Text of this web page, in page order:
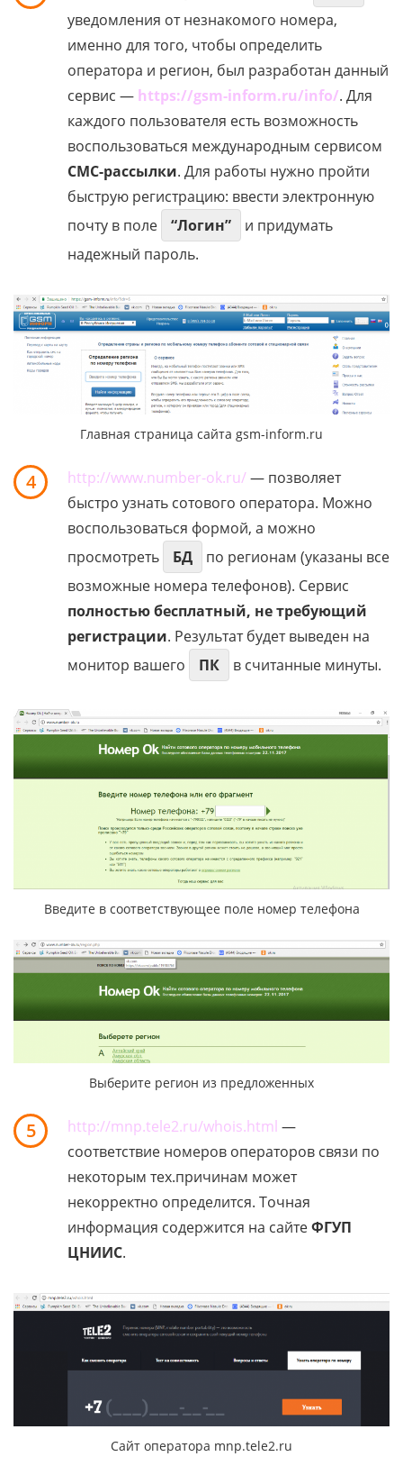
уведомления от незнакомого номера,
именно для того, чтобы определить
оператора и регион, был разработан данный
сервис — https://gsm-inform.ru/info/. Для
каждого пользователя есть возможность
воспользоваться международным сервисом
СМС-рассылки. Для работы нужно пройти
быструю регистрацию: ввести электронную
почту в поле
“Логин”
и придумать
надежный пароль.
Главная страница сайта gsm-inform.ru
4 http://www.number-ok.ru/— позволяет
быстро узнать сотового оператора. Можно
воспользоваться формой, а можно
просмотреть
БД
по регионам (указаны все
возможные номера телефонов). Сервис
полностью бесплатный, не требующий
регистрации. Результат будет выведен на
монитор вашего
ПК в считанные минуты.
Введите в соответствующее поле номер телефона
Выберите регион из предложенных
5 http://mnp.tele2.ru/whois.html —
соответствие номеров операторов связи по
некоторым тех.причинам может
некорректно определится. Точная
информация содержится на сайтеФГУП
ЦНИИС.
Сайт оператора mnp.tele2.ru